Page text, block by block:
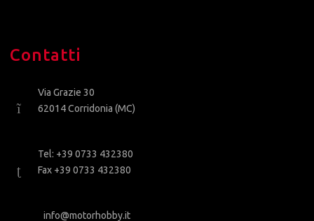
Contatti
Via Grazie 30
62014 Corridonia (MC)
Tel: +39 0733 432380
Fax +39 0733 432380
info@motorhobby.it